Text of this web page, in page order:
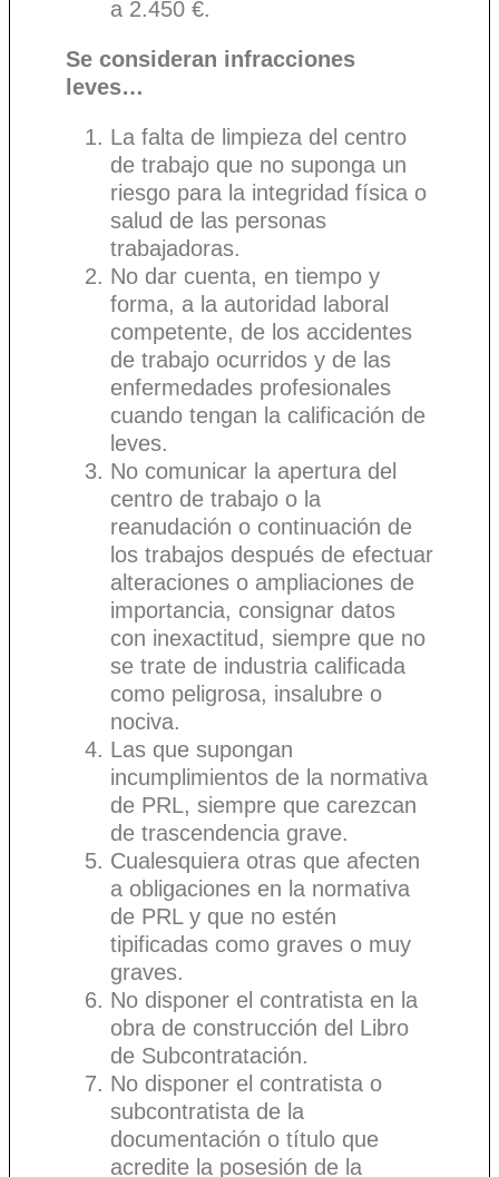
a 2.450 €.
Se consideran infracciones
leves…
La falta de limpieza del centro
de trabajo que no suponga un
riesgo para la integridad física o
salud de las personas
trabajadoras.
No dar cuenta, en tiempo y
forma, a la autoridad laboral
competente, de los accidentes
de trabajo ocurridos y de las
enfermedades profesionales
cuando tengan la calificación de
leves.
No comunicar la apertura del
centro de trabajo o la
reanudación o continuación de
los trabajos después de efectuar
alteraciones o ampliaciones de
importancia, consignar datos
con inexactitud, siempre que no
se trate de industria calificada
como peligrosa, insalubre o
nociva.
Las que supongan
incumplimientos de la normativa
de PRL, siempre que carezcan
de trascendencia grave.
Cualesquiera otras que afecten
a obligaciones en la normativa
de PRL y que no estén
tipificadas como graves o muy
graves.
No disponer el contratista en la
obra de construcción del Libro
de Subcontratación.
No disponer el contratista o
subcontratista de la
documentación o título que
acredite la posesión de la